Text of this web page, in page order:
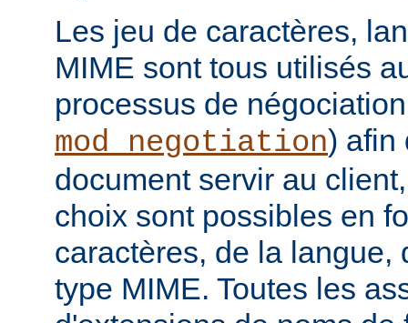
Les jeu de caractères,
MIME sont tous utilisés
processus de
mod_negotiation) afin
document servir au
choix sont possibles en
caractères, de la langue,
type MIME. Toutes les